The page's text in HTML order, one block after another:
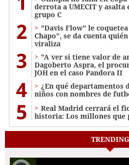
derrota a UMECIT y
grupo C
2
"Davis Flow" le
Chapo", se da cuenta
viraliza
3
"A ver si tiene valor de
Dagoberto Aspra, el
JOH en el caso Pandora II
4
¿En qué departamentos
niños con nombres de
5
Real Madrid cerrará el
historia: Los millones que
TRENDING